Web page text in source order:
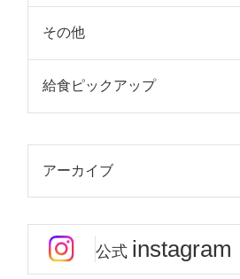
その他
給食ピックアップ
アーカイブ
公式 instagram